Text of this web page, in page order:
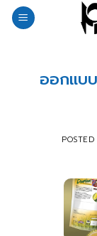
Skip
ออกแบ
POSTED